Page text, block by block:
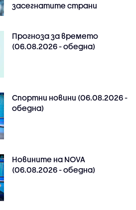
засегнатите страни
Прогноза за времето
(06.08.2026 - обедна)
Спортни новини (06.08.2026 -
обедна)
Новините на NOVA
(06.08.2026 - обедна)